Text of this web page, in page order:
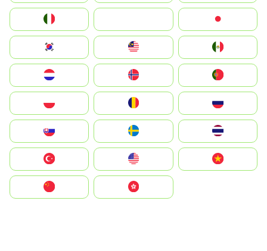
South Korea
United States
中國香港特別行政區